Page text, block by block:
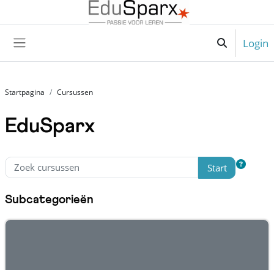
Ga naar hoofdinhoud
SchakelLogin
Startpagina Cursussen
EduSparx
Start
Subcategorieën